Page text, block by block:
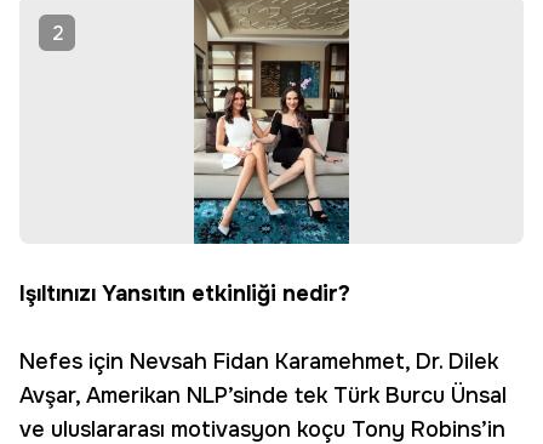
2
Işıltınızı Yansıtın etkinliği nedir?
Nefes için Nevsah Fidan Karamehmet, Dr. Dilek
Avşar, Amerikan NLP’sinde tek Türk Burcu Ünsal
ve uluslararası motivasyon koçu Tony Robins’in